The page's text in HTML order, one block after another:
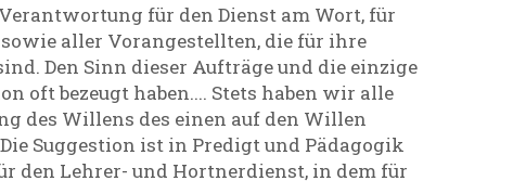
für den Dienst am Wort, für
aller Vorangestellten, die für ihre
Den Sinn dieser Aufträge und die einzige
oft bezeugt haben.... Stets haben wir alle
des Willens des einen auf den Willen
Suggestion ist in Predigt und Pädagogik
den Lehrer- und Hortnerdienst, in dem für